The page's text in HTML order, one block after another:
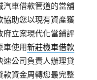
汽車借款管道的當舖
協助您以現有資產獲
府立案現代化當鋪評
車使用新莊機車借款
公司負責人辦理貸
款資金周轉您最完整